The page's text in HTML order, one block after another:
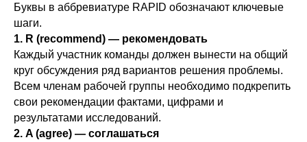
Буквы в аббревиатуре RAPID обозначают ключевые
шаги.
1. R (recommend) ― рекомендовать
Каждый участник команды должен вынести на общий
круг обсуждения ряд вариантов решения проблемы.
Всем членам рабочей группы необходимо подкрепить
свои рекомендации фактами, цифрами и
результатами исследований.
2. A (agree) ― соглашаться